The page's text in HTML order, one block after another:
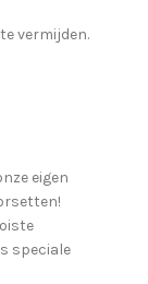
vermijden.
eigen
speciale